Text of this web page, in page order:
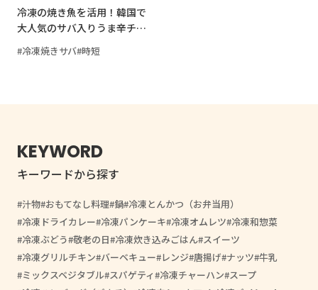
冷凍の焼き魚を活用！韓国で
大人気のサバ入りうま辛チゲ
を作ろう
冷凍焼きサバ 時短
KEYWORD
キーワードから探す
汁物 おもてなし料理 鍋 冷凍とんかつ（お弁当用）
冷凍ドライカレー 冷凍パンケーキ 冷凍オムレツ 冷凍和惣菜
冷凍ぶどう 敬老の日 冷凍炊き込みごはん スイーツ
冷凍グリルチキン バーベキュー レンジ 唐揚げ ナッツ 牛乳
ミックスベジタブル スパゲティ 冷凍チャーハン スープ